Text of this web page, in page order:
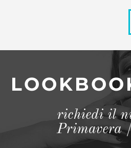
richiedi il
Primavera